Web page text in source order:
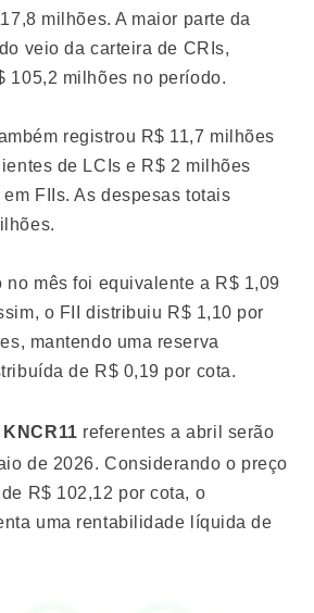
milhões. A maior parte da
veio da carteira de CRIs,
105,2 milhões no período.
registrou R$ 11,7 milhões
de LCIs e R$ 2 milhões
FIIs. As despesas totais
no mês foi equivalente a R$ 1,09
o FII distribuiu R$ 1,10 por
mantendo uma reserva
de R$ 0,19 por cota.
referentes a abril serão
de 2026. Considerando o preço
R$ 102,12 por cota, o
uma rentabilidade líquida de